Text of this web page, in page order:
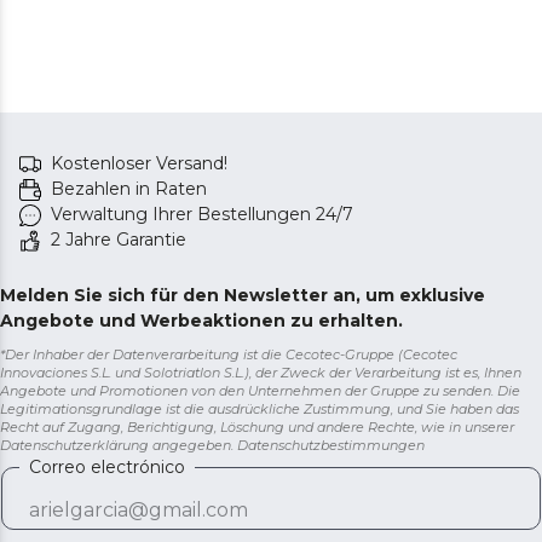
Kostenloser Versand!
Bezahlen in Raten
Verwaltung Ihrer Bestellungen 24/7
2 Jahre Garantie
Melden Sie sich für den Newsletter an, um exklusive
Angebote und Werbeaktionen zu erhalten.
*Der Inhaber der Datenverarbeitung ist die Cecotec-Gruppe (Cecotec
Innovaciones S.L. und Solotriatlon S.L.), der Zweck der Verarbeitung ist es, Ihnen
Angebote und Promotionen von den Unternehmen der Gruppe zu senden. Die
Legitimationsgrundlage ist die ausdrückliche Zustimmung, und Sie haben das
Recht auf Zugang, Berichtigung, Löschung und andere Rechte, wie in unserer
Datenschutzerklärung angegeben. Datenschutzbestimmungen
Correo electrónico